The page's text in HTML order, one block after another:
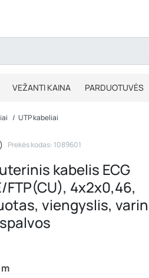
VEŽANTI KAINA PARDUOTUVĖS
UTP kabeliai
) Prekės kodas: 1089601
kabelis ECG
FTP(CU), 4x2x0,46,
viengyslis,